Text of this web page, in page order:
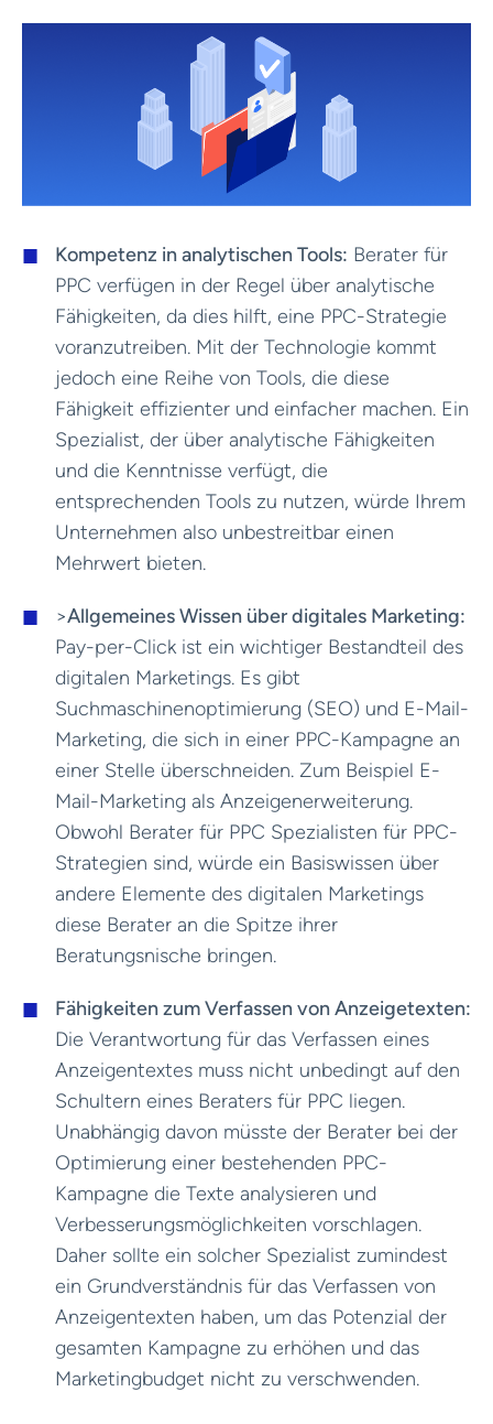
Kompetenz in analytischen Tools: Berater für
PPC verfügen in der Regel über analytische
Fähigkeiten, da dies hilft, eine PPC-Strategie
voranzutreiben. Mit der Technologie kommt
jedoch eine Reihe von Tools, die diese
Fähigkeit effizienter und einfacher machen. Ein
Spezialist, der über analytische Fähigkeiten
und die Kenntnisse verfügt, die
entsprechenden Tools zu nutzen, würde Ihrem
Unternehmen also unbestreitbar einen
Mehrwert bieten.
>Allgemeines Wissen über digitales Marketing:
Pay-per-Click ist ein wichtiger Bestandteil des
digitalen Marketings. Es gibt
Suchmaschinenoptimierung (SEO) und E-Mail-
Marketing, die sich in einer PPC-Kampagne an
einer Stelle überschneiden. Zum Beispiel E-
Mail-Marketing als Anzeigenerweiterung.
Obwohl Berater für PPC Spezialisten für PPC-
Strategien sind, würde ein Basiswissen über
andere Elemente des digitalen Marketings
diese Berater an die Spitze ihrer
Beratungsnische bringen.
Fähigkeiten zum Verfassen von Anzeigetexten:
Die Verantwortung für das Verfassen eines
Anzeigentextes muss nicht unbedingt auf den
Schultern eines Beraters für PPC liegen.
Unabhängig davon müsste der Berater bei der
Optimierung einer bestehenden PPC-
Kampagne die Texte analysieren und
Verbesserungsmöglichkeiten vorschlagen.
Daher sollte ein solcher Spezialist zumindest
ein Grundverständnis für das Verfassen von
Anzeigentexten haben, um das Potenzial der
gesamten Kampagne zu erhöhen und das
Marketingbudget nicht zu verschwenden.